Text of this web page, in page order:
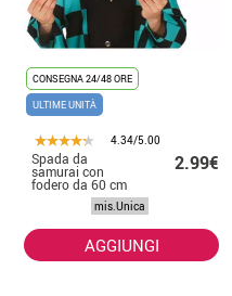
CONSEGNA 24/48 ORE
ULTIME UNITÀ
4.34/5.00
Spada da
samurai con
fodero da 60 cm
2.99€
mis.Unica
AGGIUNGI